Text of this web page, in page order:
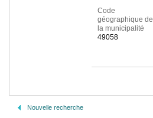
Code
géographique de
la municipalité
49058
Nouvelle recherche